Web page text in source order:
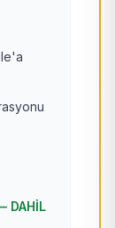
DAHİL